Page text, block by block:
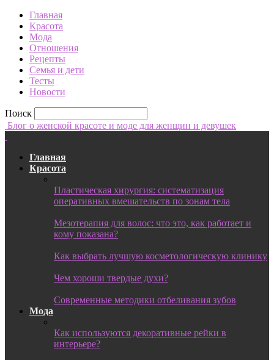
Главная
Красота
Мода
Отношения
Рецепты
Семья и дети
Тесты
Новости
Поиск
Блог о женской красоте и моде для женщин и девушек
Главная
Красота
Пластическая хирургия: систематизация
оперативных вмешательств по зонам тела
Мезотерапия для волос: что это, как работает и
кому показана?
Как выбрать лучшую косметологическую клинику
Чем хороши твердые духи?
Современные методики отбеливания зубов
Мода
Как используются декоративные рейки в
интерьере?